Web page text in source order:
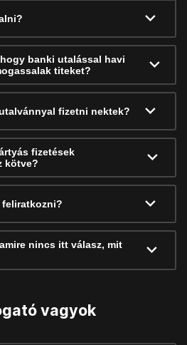
banki utalással havi
titeket?
fizetni nektek?
fizetések
kötve?
nincs itt válasz, mit
vagyok